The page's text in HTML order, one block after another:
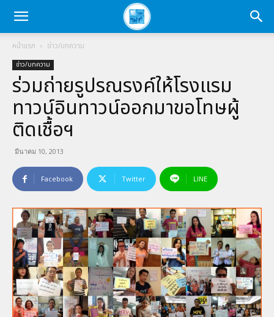
หน้าแรก ข่าว/บทความ
ข่าว/บทความ
ร่วมถ่ายรูปรณรงค์ให้โรงแรม
ทาวน์อินทาวน์ออกมาขอโทษผู้
ติดเชื้อฯ
มีนาคม 10, 2013
Facebook Twitter LINE